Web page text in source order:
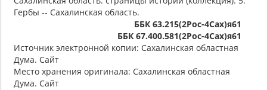
Гербы -- Сахалинская область.
ББК 63.215(2Рос-4Сах)я61
ББК 67.400.581(2Рос-4Сах)я61
Источник электронной копии: Сахалинская областная
Дума. Сайт
Место хранения оригинала: Сахалинская областная
Дума. Сайт